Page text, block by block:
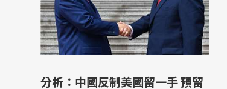
分析：中國反制美國留一手 預留